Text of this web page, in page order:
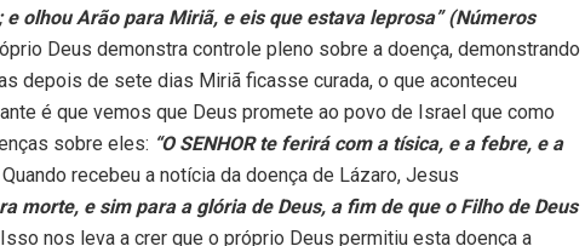
olhou Arão para Miriã, e eis que estava leprosa” (Números
Deus demonstra controle pleno sobre a doença, demonstrando
depois de sete dias Miriã ficasse curada, o que aconteceu
é que vemos que Deus promete ao povo de Israel que como
sobre eles: “O SENHOR te ferirá com a tísica, e a febre, e a
Quando recebeu a notícia da doença de Lázaro, Jesus
morte, e sim para a glória de Deus, a fim de que o Filho de Deus
Isso nos leva a crer que o próprio Deus permitiu esta doença a